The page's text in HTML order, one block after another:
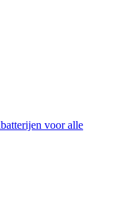
voor alle